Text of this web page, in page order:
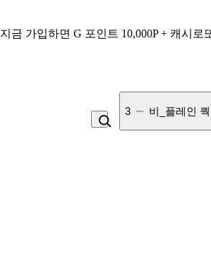
지금 가입하면 G 포인트 10,000P + 캐시로
3 비_플레인 쿽